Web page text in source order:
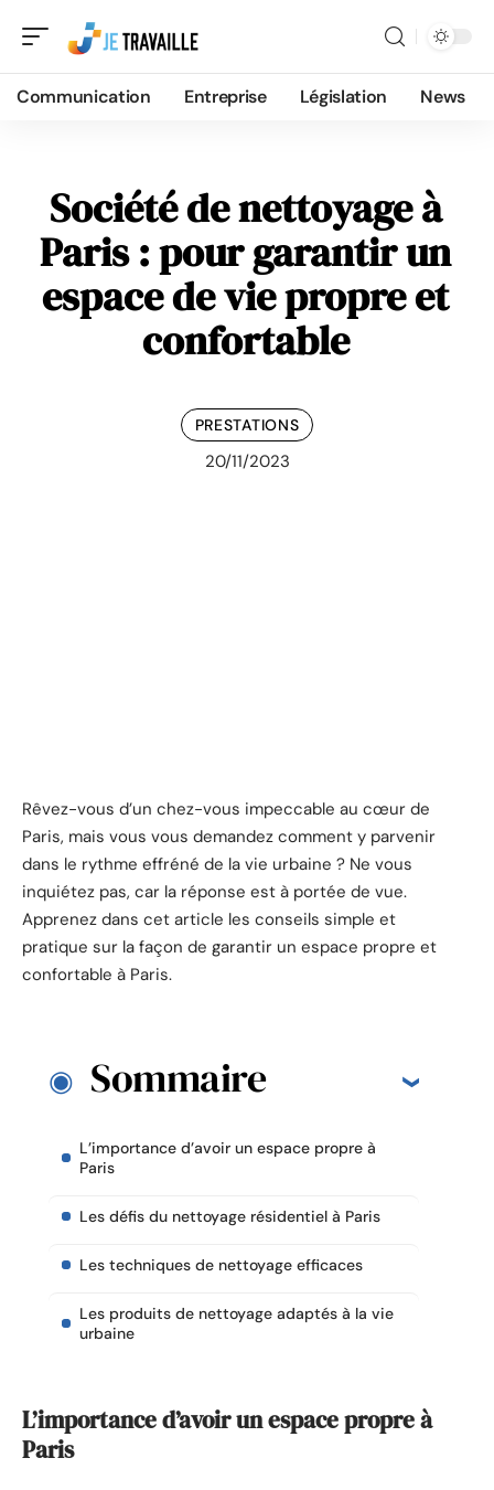
Communication Entreprise Législation News
Société de nettoyage à
Paris : pour garantir un
espace de vie propre et
confortable
PRESTATIONS
20/11/2023
Rêvez-vous d’un chez-vous impeccable au cœur de
Paris, mais vous vous demandez comment y parvenir
dans le rythme effréné de la vie urbaine ? Ne vous
inquiétez pas, car la réponse est à portée de vue.
Apprenez dans cet article les conseils simple et
pratique sur la façon de garantir un espace propre et
confortable à Paris.
Sommaire
L’importance d’avoir un espace propre à
Paris
Les défis du nettoyage résidentiel à Paris
Les techniques de nettoyage efficaces
Les produits de nettoyage adaptés à la vie
urbaine
L’importance d’avoir un espace propre à
Paris